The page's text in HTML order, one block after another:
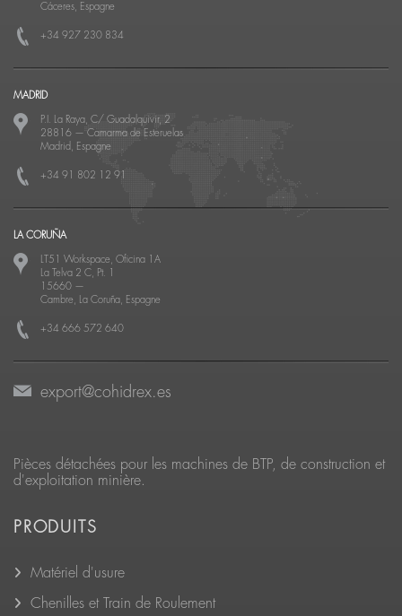
Cáceres, Espagne
+34 927 230 834
MADRID
P.I. La Raya, C/ Guadalquivir, 2
28816 — Camarma de Esteruelas
Madrid, Espagne
+34 91 802 12 91
LA CORUÑA
LT51 Workspace, Oficina 1A
La Telva 2 C, Pt. 1
15660 —
Cambre, La Coruña, Espagne
+34 666 572 640
export@cohidrex.es
Pièces détachées pour les machines de BTP, de construction et
d'exploitation minière.
PRODUITS
Matériel d'usure
Chenilles et Train de Roulement